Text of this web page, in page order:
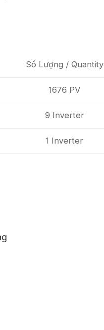
Số Lượng / Quantity
1676 PV
9 Inverter
1 Inverter